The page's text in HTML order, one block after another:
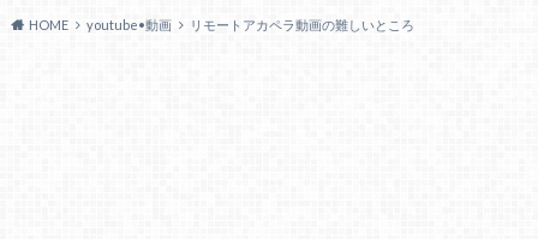
HOME youtube•動画 リモートアカペラ動画の難しいところ